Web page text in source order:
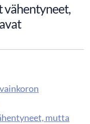
vähentyneet,
mutta